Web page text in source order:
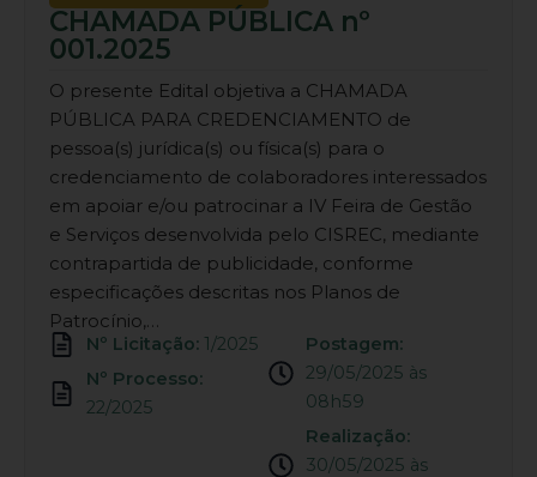
CHAMADA PÚBLICA nº
001.2025
O presente Edital objetiva a CHAMADA
PÚBLICA PARA CREDENCIAMENTO de
pessoa(s) jurídica(s) ou física(s) para o
credenciamento de colaboradores interessados
em apoiar e/ou patrocinar a IV Feira de Gestão
e Serviços desenvolvida pelo CISREC, mediante
contrapartida de publicidade, conforme
especificações descritas nos Planos de
Patrocínio,…
Nº Licitação: 1/2025
Nº Processo:
22/2025
Postagem:
29/05/2025 às
08h59
Realização:
30/05/2025 às